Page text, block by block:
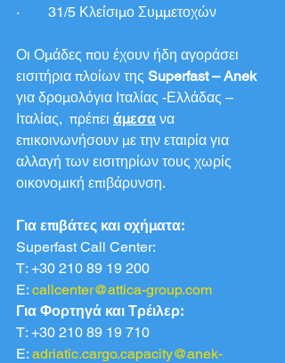
·        31/5 Κλείσιμο Συμμετοχών
Οι Ομάδες που έχουν ήδη αγοράσει
εισιτήρια πλοίων της Superfast – Anek
για δρομολόγια Ιταλίας -Ελλάδας –
Ιταλίας,  πρέπει άμεσα να
επικοινωνήσουν με την εταιρία για
αλλαγή των εισιτηρίων τους χωρίς
οικονομική επιβάρυνση.
Για επιβάτες και οχήματα:
Superfast Call Center:
T: +30 210 89 19 200
E: callcenter@attica-group.com
Για Φορτηγά και​ Τρέιλερ:
T: +30 210 89 19 710
E: adriatic.cargo.capacity@anek-